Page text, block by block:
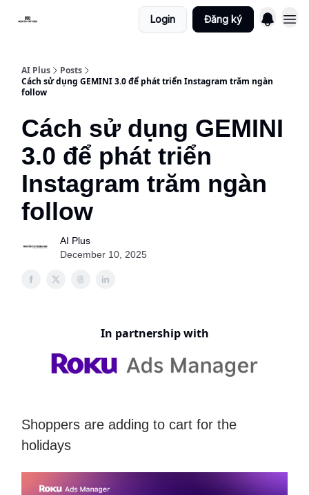
Login Đăng ký
AI Plus
Posts
Cách sử dụng GEMINI 3.0 để phát triển Instagram trăm ngàn
follow
Cách sử dụng GEMINI
3.0 để phát triển
Instagram trăm ngàn
follow
AI Plus
December 10, 2025
In partnership with
Shoppers are adding to cart for the
holidays